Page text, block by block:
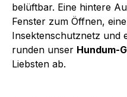
belüftbar. Eine hintere
Fenster zum Öffnen,
Insektenschutznetz und
runden unser Hundum-
Liebsten ab.